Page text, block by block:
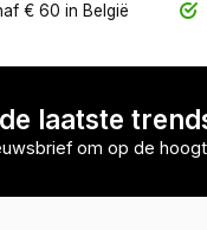
€ 60 in België
laatste
om op de